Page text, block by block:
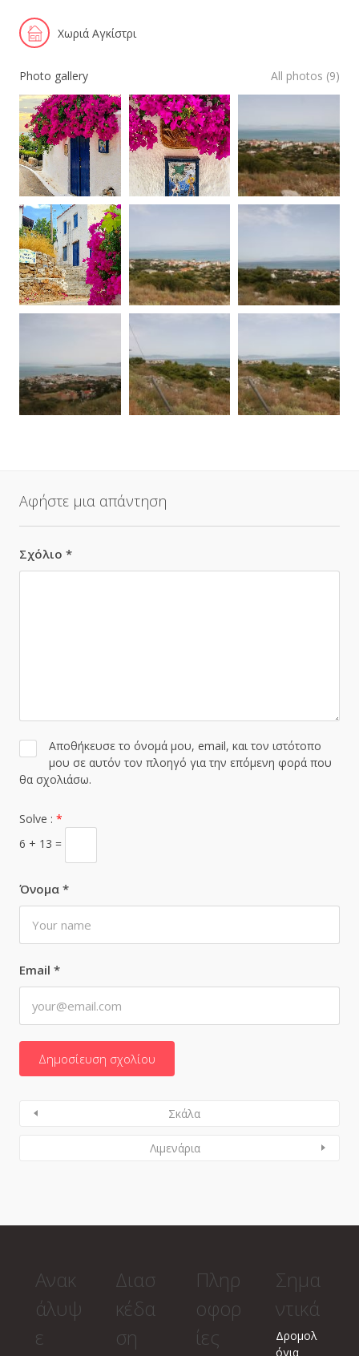
Χωριά Αγκίστρι
Photo gallery All photos (9)
Αφήστε μια απάντηση
Σχόλιο *
Όνομα *
Email *
Αποθήκευσε το όνομά μου, email, και τον ιστότοπο
μου σε αυτόν τον πλοηγό για την επόμενη φορά που
θα σχολιάσω.
Solve : *
6 + 13 =
Σκάλα
Λιμενάρια
Ανακ
άλυψ
ε
Διασ
κέδα
ση
Πληρ
οφορ
ίες
Σημα
ντικά
Δρομολ
όγια